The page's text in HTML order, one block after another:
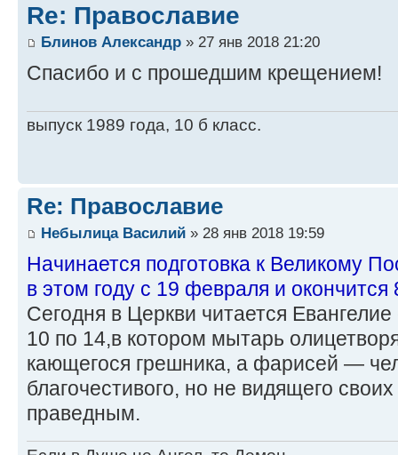
Re: Православие
Блинов Александр » 27 янв 2018 21:20
Спасибо и с прошедшим крещением!
выпуск 1989 года, 10 б класс.
Re: Православие
Небылица Василий » 28 янв 2018 19:59
Начинается подготовка к Великому
в этом году с 19 февраля и окончится
Сегодня в Церкви читается
10 по 14,в котором мытарь
кающегося грешника, а фарисей —
благочестивого, но не видящего
праведным.